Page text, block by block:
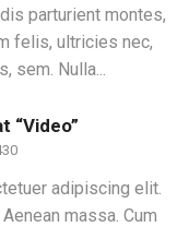
parturient montes,
felis, ultricies nec,
sem. Nulla...
“Video”
adipiscing elit.
massa. Cum